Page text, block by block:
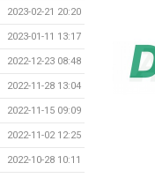
2023-02-21 20:20
2023-01-11 13:17
2022-12-23 08:48
2022-11-28 13:04
2022-11-15 09:09
2022-11-02 12:25
2022-10-28 10:11